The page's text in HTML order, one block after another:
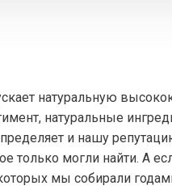
натуральную
натуральные
и нашу
только могли найти. А
мы собирали